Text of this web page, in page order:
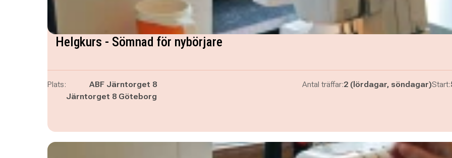
Helgkurs - Sömnad för nybörjare
Plats:
ABF Järntorget 8
Järntorget 8 Göteborg
Antal träffar:2 (lördagar, söndagar)Start: